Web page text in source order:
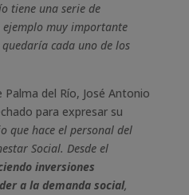
tiene una serie de
ejemplo muy importante
cada uno de los
del Río, José Antonio
para expresar su
que hace el personal del
Social. Desde el
inversiones
a la demanda social,